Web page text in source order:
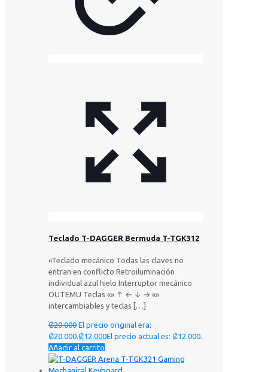
Teclado T-DAGGER Bermuda T-TGK312
«Teclado mecánico Todas las claves no
entran en conflicto Retroiluminación
individual azul hielo Interruptor mecánico
OUTEMU Teclas «» ↑ ← ↓ → «»
intercambiables y teclas […]
₡20.000 El precio original era:
₡20.000. ₡12.000El precio actual es: ₡12.000.
Añadir al carrito